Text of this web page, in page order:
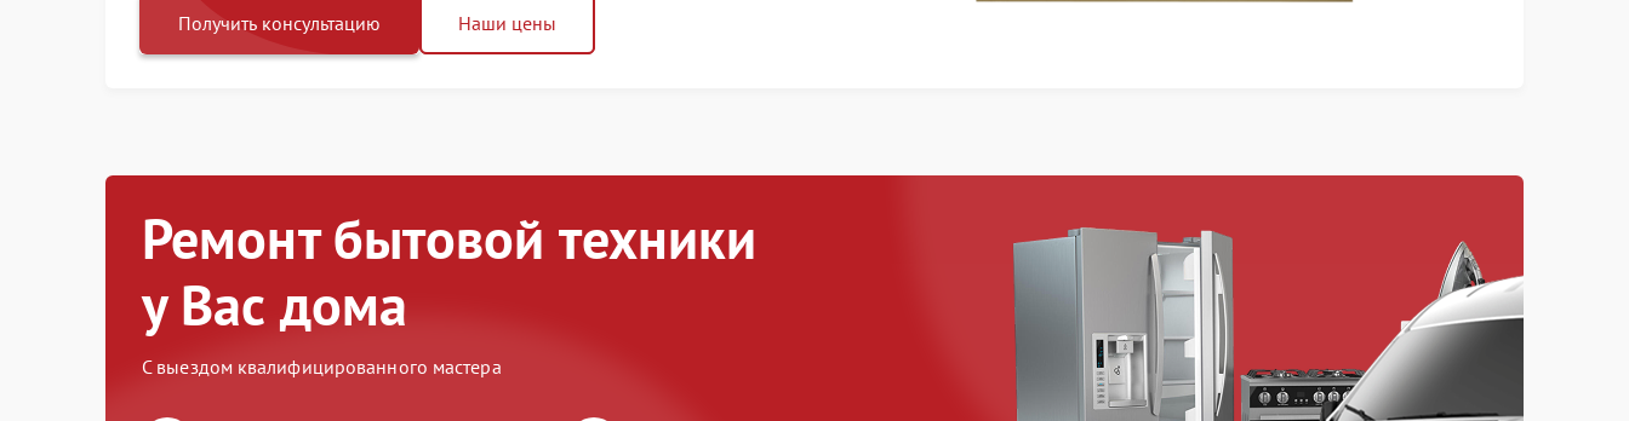
Получить консультацию Наши цены
Ремонт бытовой техники
у Вас дома
С выездом квалифицированного мастера